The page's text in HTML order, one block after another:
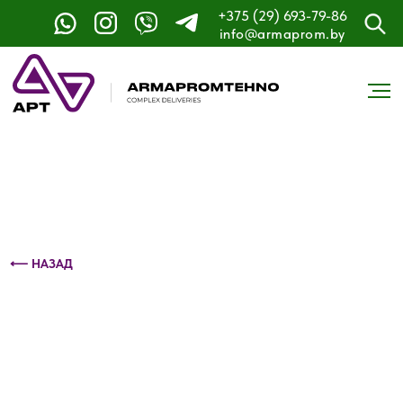
+375 (29) 693-79-86
info@armaprom.by
Контактный телефон: +375 (29) 693-79-86
⟵ НАЗАД